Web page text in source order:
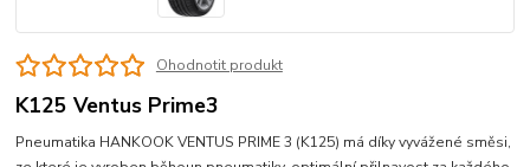
Ohodnotit produkt
K125 Ventus Prime3
Pneumatika HANKOOK VENTUS PRIME 3 (K125) má díky vyvážené směsi,